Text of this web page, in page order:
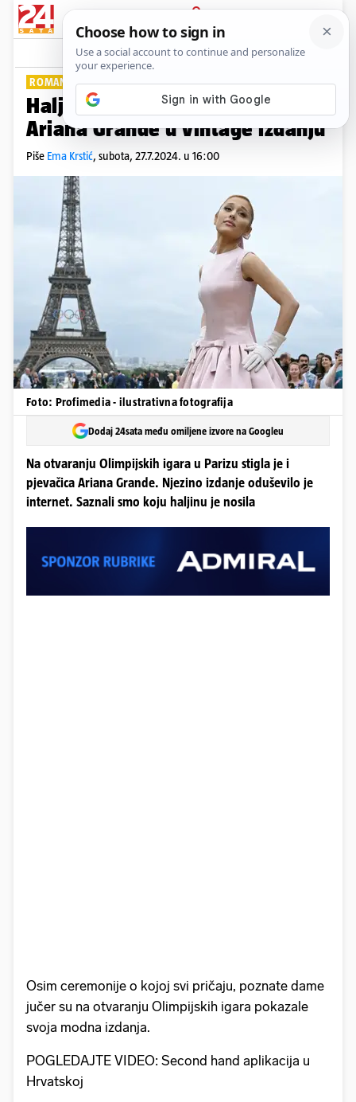
PRIJAVA
Lifestyle Komentari
ROMANTIKA NA OLIMPIJADI
Haljina koju želimo u ormaru:
Ariana Grande u vintage izdanju
Piše Ema Krstić, subota, 27.7.2024. u 16:00
Foto: Profimedia - ilustrativna fotografija
Dodaj 24sata među omiljene izvore na Googleu
Na otvaranju Olimpijskih igara u Parizu stigla je i
pjevačica Ariana Grande. Njezino izdanje oduševilo je
internet. Saznali smo koju haljinu je nosila
Osim ceremonije o kojoj svi pričaju, poznate dame
jučer su na otvaranju Olimpijskih igara pokazale
svoja modna izdanja.
POGLEDAJTE VIDEO: Second hand aplikacija u
Hrvatskoj